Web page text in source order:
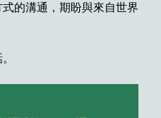
的溝通，期盼與來自世界